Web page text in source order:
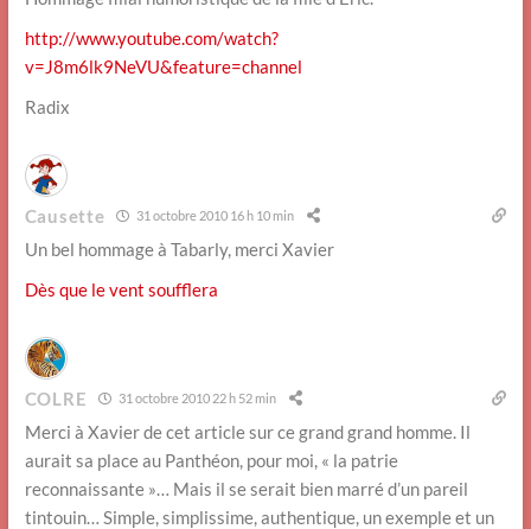
http://www.youtube.com/watch?
v=J8m6lk9NeVU&feature=channel
Radix
Causette 31 octobre 2010 16 h 10 min
Un bel hommage à Tabarly, merci Xavier
Dès que le vent soufflera
COLRE 31 octobre 2010 22 h 52 min
Merci à Xavier de cet article sur ce grand grand homme. Il
aurait sa place au Panthéon, pour moi, « la patrie
reconnaissante »… Mais il se serait bien marré d’un pareil
tintouin… Simple, simplissime, authentique, un exemple et un